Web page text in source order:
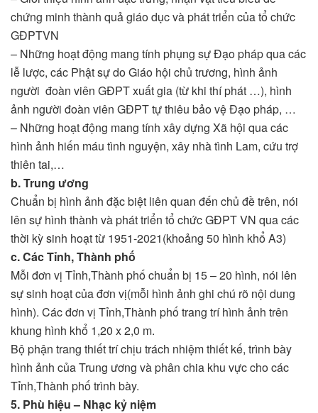
chứng minh thành quả giáo dục và phát triển của tổ chức
GĐPTVN
– Những hoạt động mang tính phụng sự Đạo pháp qua các
lễ lược, các Phật sự do Giáo hội chủ trương, hình ảnh
người đoàn viên GĐPT xuất gia (từ khi thí phát …), hình
ảnh người đoàn viên GĐPT tự thiêu bảo vệ Đạo pháp, …
– Những hoạt động mang tính xây dựng Xã hội qua các
hình ảnh hiến máu tình nguyện, xây nhà tình Lam, cứu trợ
thiên tai,…
b. Trung ương
Chuẩn bị hình ảnh đặc biệt liên quan đến chủ đề trên, nói
lên sự hình thành và phát triển tổ chức GĐPT VN qua các
thời kỳ sinh hoạt từ 1951-2021(khoảng 50 hình khổ A3)
c. Các Tỉnh, Thành phố
Mỗi đơn vị Tỉnh,Thành phố chuẩn bị 15 – 20 hình, nói lên
sự sinh hoạt của đơn vị(mỗi hình ảnh ghi chú rõ nội dung
hình). Các đơn vị Tỉnh,Thành phố trang trí hình ảnh trên
khung hình khổ 1,20 x 2,0 m.
Bộ phận trang thiết trí chịu trách nhiệm thiết kế, trình bày
hình ảnh của Trung ương và phân chia khu vực cho các
Tỉnh,Thành phố trình bày.
5. Phù hiệu – Nhạc kỷ niệm